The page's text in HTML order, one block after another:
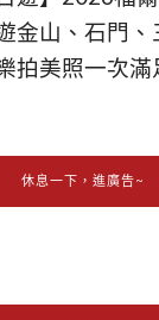
金山、石門、
拍美照一次滿
休息一下，進廣告~